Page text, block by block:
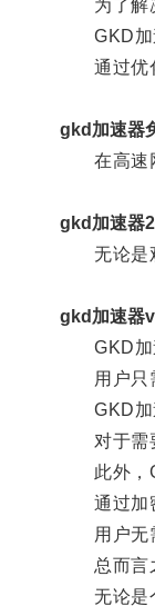
为了解决
GKD加速
通过优化
gkd加速器
在高速网
gkd加速器
无论是观
gkd加速器
GKD加速
用户只需
GKD加速
对于需要
此外，
通过加密
用户无需
总而言之
无论是个